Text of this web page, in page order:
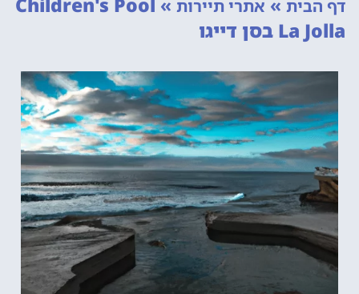
דף הבית אתרי תיירות
La Jolla בסן דייגו